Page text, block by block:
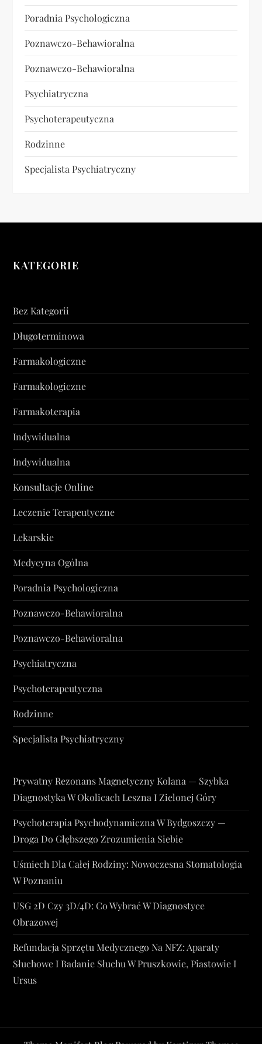
Poradnia Psychologiczna
Poznawczo-Behawioralna
Poznawczo-Behawioralna
Psychiatryczna
Psychoterapeutyczna
Rodzinne
Specjalista Psychiatryczny
KATEGORIE
Bez Kategorii
Długoterminowa
Farmakologiczne
Farmakologiczne
Farmakoterapia
Indywidualna
Indywidualna
Konsultacje Online
Leczenie Terapeutyczne
Lekarskie
Medycyna Ogólna
Poradnia Psychologiczna
Poznawczo-Behawioralna
Poznawczo-Behawioralna
Psychiatryczna
Psychoterapeutyczna
Rodzinne
Specjalista Psychiatryczny
Prywatny Rezonans Magnetyczny Kolana — Szybka
Diagnostyka W Okolicach Leszna I Zielonej Góry
Psychoterapia Psychodynamiczna W Bydgoszczy —
Droga Do Głębszego Zrozumienia Siebie
Uśmiech Dla Całej Rodziny: Nowoczesna Stomatologia
W Poznaniu
USG 2D Czy 3D/4D: Co Wybrać W Diagnostyce
Obrazowej
Refundacja Sprzętu Medycznego Na NFZ: Aparaty
Słuchowe I Badanie Słuchu W Pruszkowie, Piastowie I
Ursus